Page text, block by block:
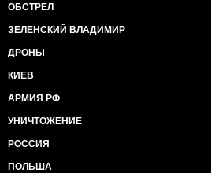
ОБСТРЕЛ
ЗЕЛЕНСКИЙ ВЛАДИМИР
ДРОНЫ
КИЕВ
АРМИЯ РФ
УНИЧТОЖЕНИЕ
РОССИЯ
ПОЛЬША